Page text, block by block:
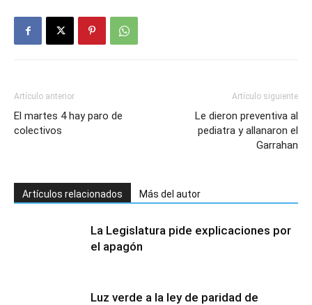
Artículo anterior
El martes 4 hay paro de
colectivos
Artículo siguiente
Le dieron preventiva al
pediatra y allanaron el
Garrahan
Artículos relacionados Más del autor
La Legislatura pide explicaciones por
el apagón
Luz verde a la ley de paridad de